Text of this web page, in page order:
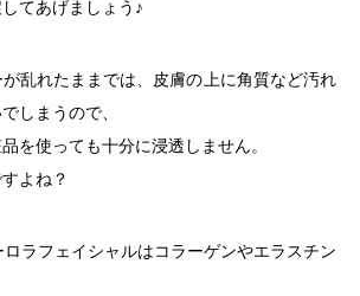
てあげましょう♪
乱れたままでは、皮膚の上に角質など汚れ
しまうので、
を使っても十分に浸透しません。
よね？
ロラフェイシャルはコラーゲンやエラスチン